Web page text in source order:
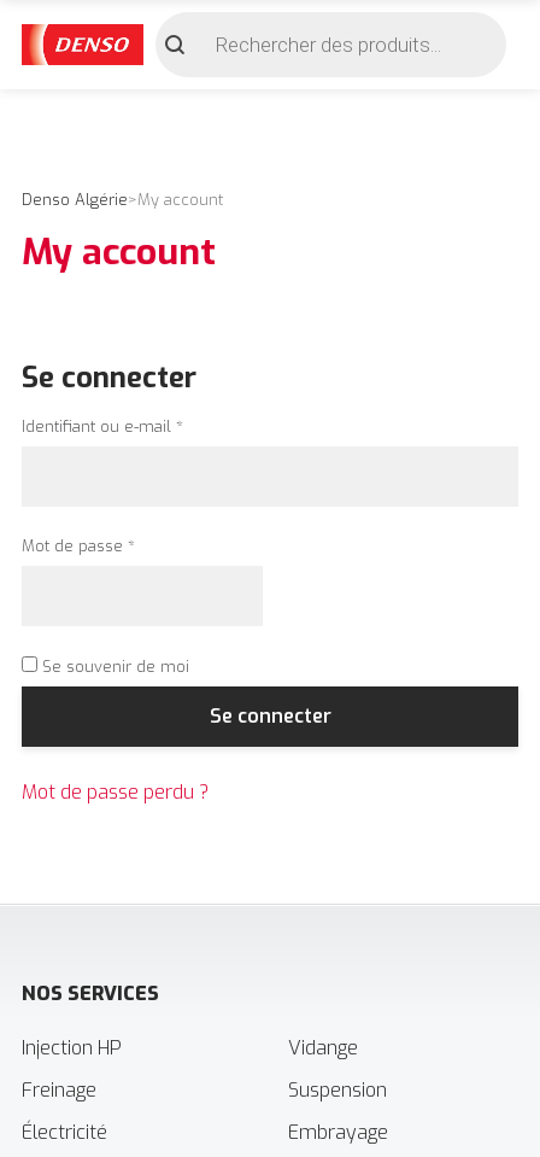
de
produits
Denso Algérie>My account
My account
Se connecter
Identifiant ou e-mail *Obligatoire
Mot de passe *Obligatoire
Se souvenir de moi
Se connecter
Mot de passe perdu ?
NOS SERVICES
Injection HP
Vidange
Freinage
Suspension
Électricité
Embrayage